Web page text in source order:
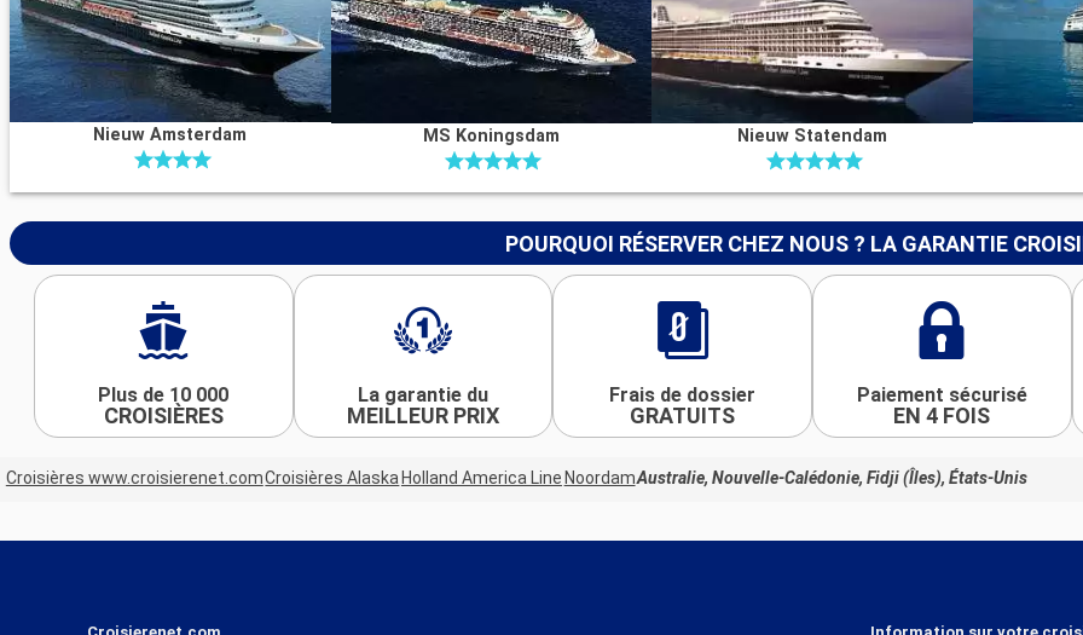
Nieuw Amsterdam MS Koningsdam Nieuw Statendam
POURQUOI RÉSERVER CHEZ NOUS ? LA GARANTIE
Plus de 10 000
CROISIÈRES
La garantie du
MEILLEUR PRIX
Frais de dossier
GRATUITS
Paiement sécurisé
EN 4 FOIS
Croisières www.croisierenet.comCroisières Alaska Holland America Line NoordamAustralie, Nouvelle-Calédonie, Fidji (Îles), États-Unis